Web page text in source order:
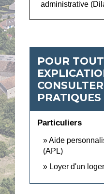
administrative
POUR
PRATIQUES
Particuliers
Aide
(APL)
Loyer d'un